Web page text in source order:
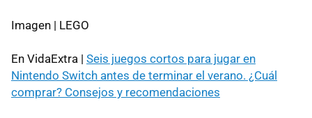
Imagen | LEGO
En VidaExtra | Seis juegos cortos para jugar en
Nintendo Switch antes de terminar el verano. ¿Cuál
comprar? Consejos y recomendaciones